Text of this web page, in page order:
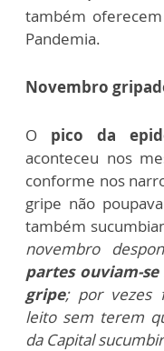
também
Pandemia.
Novembro
O pico da
aconteceu nos
conforme nos
gripe não
também
novembro
partes ouviam-
gripe; por vezes
leito sem terem
da Capital